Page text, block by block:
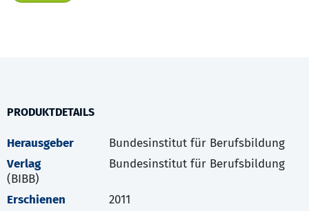
PRODUKTDETAILS
Herausgeber
Bundesinstitut für Berufsbildung
Verlag
Bundesinstitut für Berufsbildung
(BIBB)
Erschienen
2011